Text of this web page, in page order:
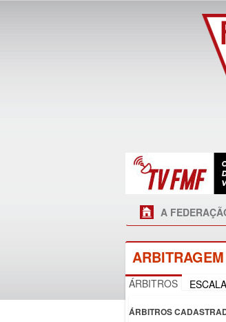
A
ARBITRAGEM
ÁRBITROS ESCALA
ÁRBITROS